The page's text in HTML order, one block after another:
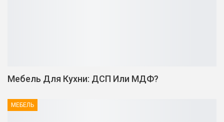
Мебель Для Кухни: ДСП Или МДФ?
МЕБЕЛЬ